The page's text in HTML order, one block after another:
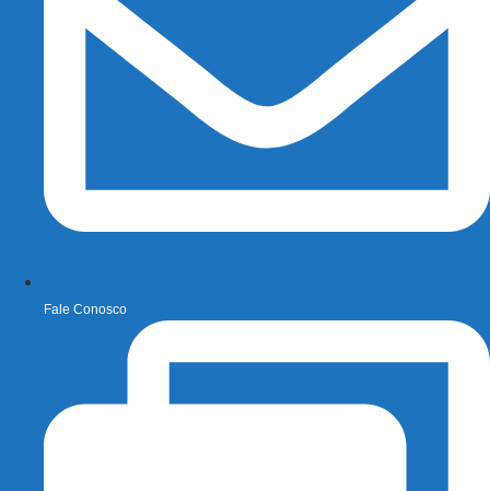
Fale Conosco